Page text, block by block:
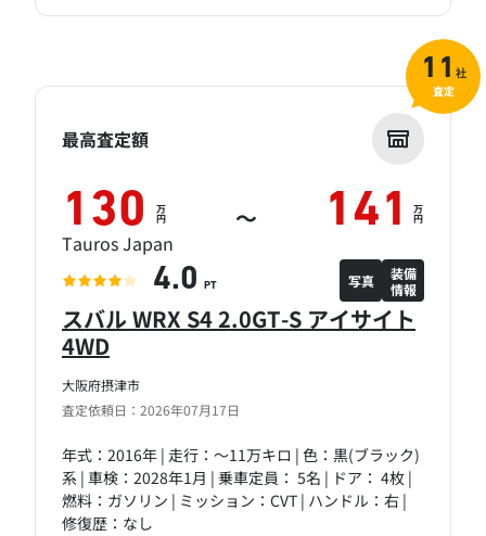
大阪府摂津市
査定依頼日：2026年07月17日
スバル WRX S4 2.0GT-S アイサイト
4WD
年式：2016年 | 走行：～11万キロ | 色：黒(ブラック)
系 | 車検：2028年1月 | 乗車定員： 5名 | ドア： 4枚 |
燃料：ガソリン | ミッション：CVT | ハンドル：右 |
修復歴：なし
最高査定額
130 万
円 ～ 141 万
円
Tauros Japan
4.0 PT 写真
装備
情報
11 社
査定